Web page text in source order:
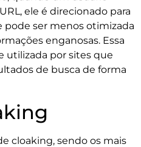
ele é direcionado para
pode ser menos otimizada
enganosas. Essa
por sites que
de busca de forma
cloaking, sendo os mais